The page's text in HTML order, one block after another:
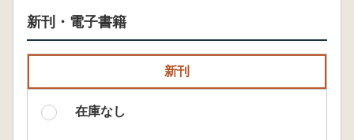
新刊・電子書籍
新刊
在庫なし